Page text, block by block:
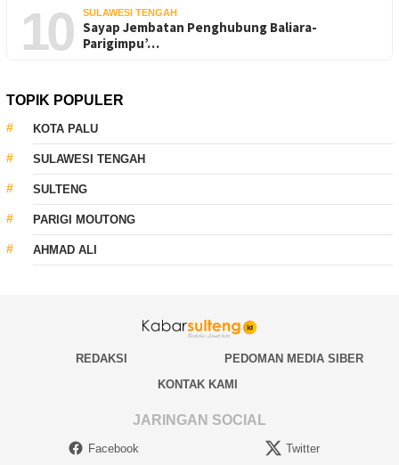
10 SULAWESI TENGAH
Sayap Jembatan Penghubung Baliara-
Parigimpu’…
TOPIK POPULER
KOTA PALU
SULAWESI TENGAH
SULTENG
PARIGI MOUTONG
AHMAD ALI
REDAKSI
PEDOMAN MEDIA SIBER
KONTAK KAMI
JARINGAN SOCIAL
Facebook Twitter